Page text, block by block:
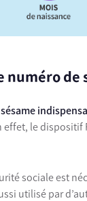
numéro de
effet, le dispositif
sociale est
utilisé par